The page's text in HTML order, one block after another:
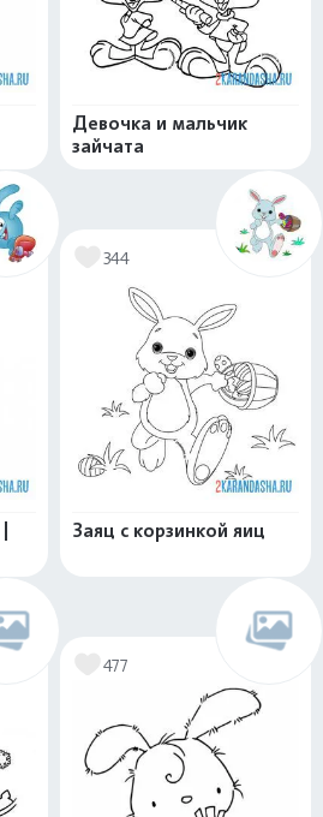
Девочка и мальчик
зайчата
344
Заяц с корзинкой яиц
477